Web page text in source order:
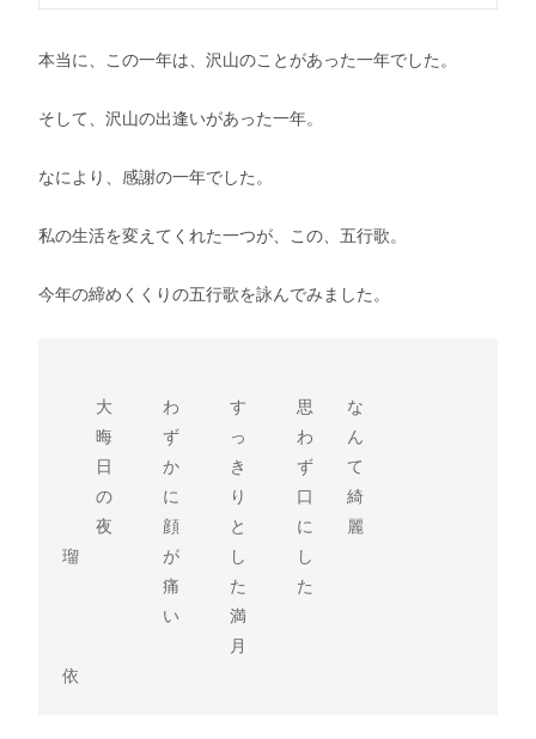
本当に、この一年は、沢山のことがあった一年でした。
そして、沢山の出逢いがあった一年。
なにより、感謝の一年でした。
私の生活を変えてくれた一つが、この、五行歌。
今年の締めくくりの五行歌を詠んでみました。
大　　　わ　　　す　　　思　　な
晦　　　ず　　　っ　　　わ　　ん
日　　　か　　　き　　　ず　　て
の　　　に　　　り　　　口　　綺
夜　　　顔　　　と　　　に　　麗
瑠　　　　　が　　　し　　　し
痛　　　た　　　た
い　　　満
月